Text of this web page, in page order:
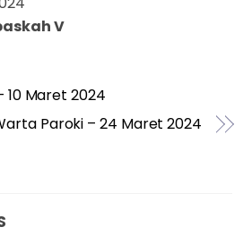
V
10 Maret 2024
Paroki – 24 Maret 2024